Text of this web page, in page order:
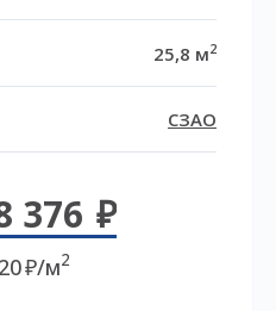
25,8 м2
СЗАО
376
/м2